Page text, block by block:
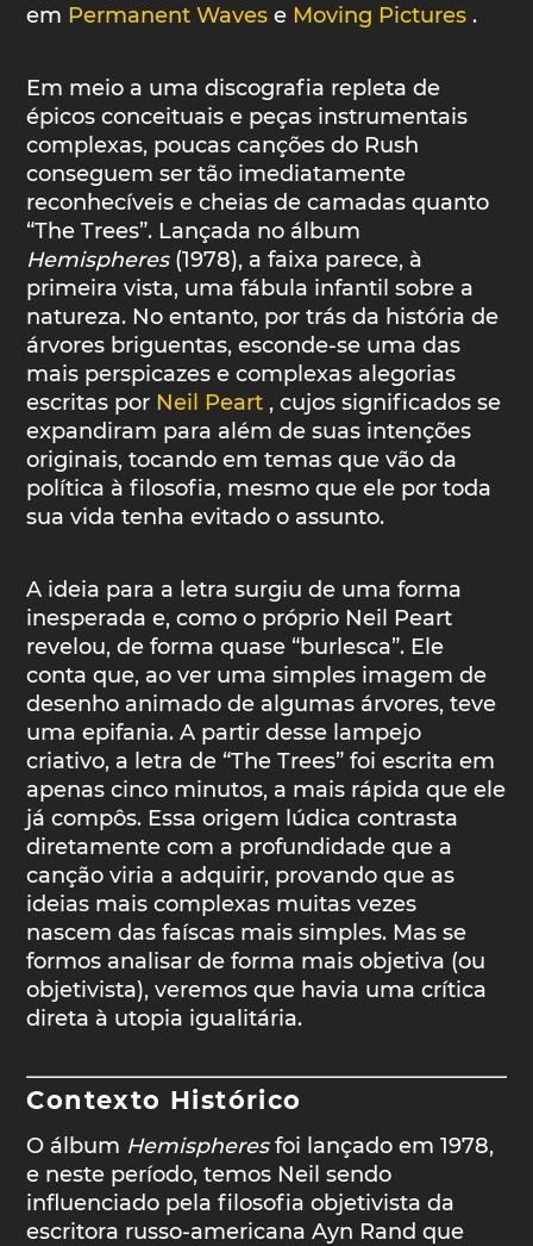
em Permanent Waves e Moving Pictures .
Em meio a uma discografia repleta de
épicos conceituais e peças instrumentais
complexas, poucas canções do Rush
conseguem ser tão imediatamente
reconhecíveis e cheias de camadas quanto
“The Trees”. Lançada no álbum
Hemispheres(1978), a faixa parece, à
primeira vista, uma fábula infantil sobre a
natureza. No entanto, por trás da história de
árvores briguentas, esconde-se uma das
mais perspicazes e complexas alegorias
escritas por Neil Peart , cujos significados se
expandiram para além de suas intenções
originais, tocando em temas que vão da
política à filosofia, mesmo que ele por toda
sua vida tenha evitado o assunto.
A ideia para a letra surgiu de uma forma
inesperada e, como o próprio Neil Peart
revelou, de forma quase “burlesca”. Ele
conta que, ao ver uma simples imagem de
desenho animado de algumas árvores, teve
uma epifania. A partir desse lampejo
criativo, a letra de “The Trees” foi escrita em
apenas cinco minutos, a mais rápida que ele
já compôs. Essa origem lúdica contrasta
diretamente com a profundidade que a
canção viria a adquirir, provando que as
ideias mais complexas muitas vezes
nascem das faíscas mais simples. Mas se
formos analisar de forma mais objetiva (ou
objetivista), veremos que havia uma crítica
direta à utopia igualitária.
Contexto Histórico
O álbum Hemispheresfoi lançado em 1978,
e neste período, temos Neil sendo
influenciado pela filosofia objetivista da
escritora russo-americana Ayn Rand que